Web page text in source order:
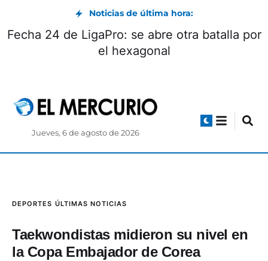
Noticias de última hora:
Fecha 24 de LigaPro: se abre otra batalla por
el hexagonal
Jueves, 6 de agosto de 2026
DEPORTES ÚLTIMAS NOTICIAS
Taekwondistas midieron su nivel en
la Copa Embajador de Corea